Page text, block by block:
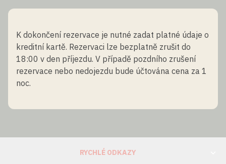
K dokončení rezervace je nutné zadat platné údaje o
kreditní kartě. Rezervaci lze bezplatně zrušit do
18:00 v den příjezdu. V případě pozdního zrušení
rezervace nebo nedojezdu bude účtována cena za 1
noc.
RYCHLÉ ODKAZY